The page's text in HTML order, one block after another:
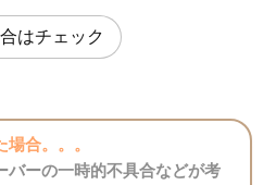
はチェック
合。。。
バーの一時的不具合などが考